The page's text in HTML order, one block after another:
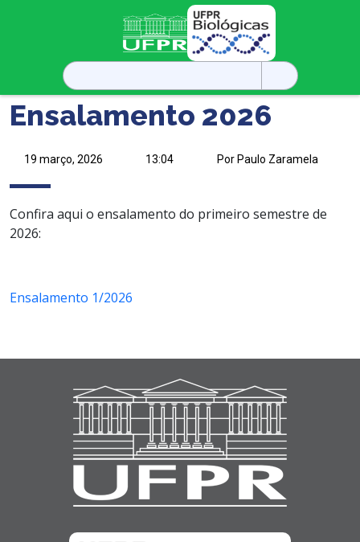
Pesquisar
por:
Ensalamento 2026
19 março, 2026 13:04 Por Paulo Zaramela
Confira aqui o ensalamento do primeiro semestre de
2026:
Ensalamento 1/2026